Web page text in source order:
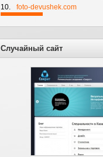
10. foto-devushek.com
Случайный сайт